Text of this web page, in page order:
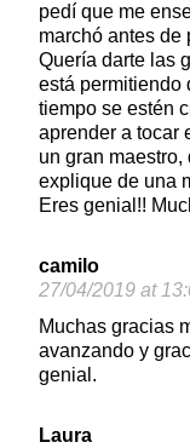
pedí que me
marchó antes de
Quería darte las
está permitiendo
tiempo se estén
aprender a tocar
un gran
explique de una
Eres genial!!
camilo
27/04/2019 at
Muchas gracias
avanzando y
genial.
Laura